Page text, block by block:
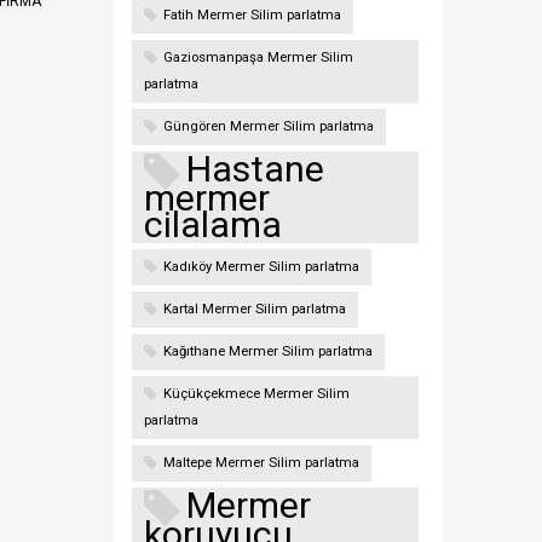
Fatih Mermer Silim parlatma
Gaziosmanpaşa Mermer Silim
parlatma
Güngören Mermer Silim parlatma
Hastane
mermer
cilalama
Kadıköy Mermer Silim parlatma
Kartal Mermer Silim parlatma
Kağıthane Mermer Silim parlatma
Küçükçekmece Mermer Silim
parlatma
Maltepe Mermer Silim parlatma
Mermer